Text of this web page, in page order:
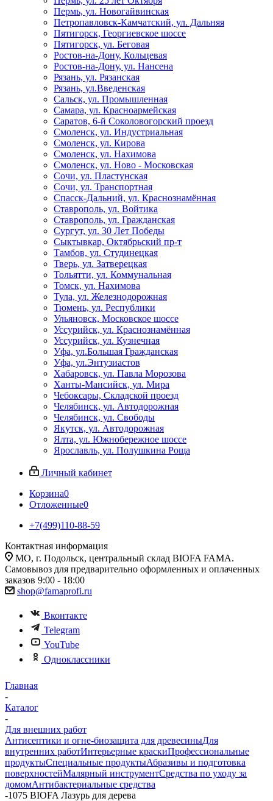
Пермь, ул. Новогайвинская
Петропавловск-Камчатский, ул. Дальняя
Пятигорск, Георгиевское шоссе
Пятигорск, ул. Беговая
Ростов-на-Дону, Кольцевая
Ростов-на-Дону, ул. Нансена
Рязань, ул. Рязанская
Рязань, ул.Введенская
Сальск, ул. Промышленная
Самара, ул. Красноармейская
Саратов, 6-й Соколовогорский проезд
Смоленск, ул. Индустриальная
Смоленск, ул. Кирова
Смоленск, ул. Нахимова
Смоленск, ул. Ново - Московская
Сочи, ул. Пластунская
Сочи, ул. Транспортная
Спасск-Дальний, ул. Краснознамённая
Ставрополь, ул. Войтика
Ставрополь, ул. Гражданская
Сургут, ул. 30 Лет Победы
Сыктывкар, Октябрьский пр-т
Тамбов, ул. Студинецкая
Тверь, ул. Затверецкая
Тольятти, ул. Коммунальная
Томск, ул. Нахимова
Тула, ул. Железнодорожная
Тюмень, ул. Республики
Ульяновск, Московское шоссе
Уссурийск, ул. Краснознамённая
Уссурийск, ул. Кузнечная
Уфа, ул.Большая Гражданская
Уфа, ул.Энтузиастов
Хабаровск, ул. Павла Морозова
Ханты-Мансийск, ул. Мира
Чебоксары, Складской проезд
Челябинск, ул. Автодорожная
Челябинск, ул. Свободы
Якутск, ул. Автодорожная
Ялта, ул. Южнобережное шоссе
Ярославль, ул. Полушкина Роща
Личный кабинет
Корзина0
Отложенные0
+7(499)110-88-59
Контактная информация
МО, г. Подольск, центральный склад BIOFA FAMA.
Самовывоз для предварительно оформленных и оплаченных
заказов 9:00 - 18:00
shop@famaprofi.ru
Вконтакте
Telegram
YouTube
Одноклассники
Главная
-
Каталог
-
Для внешних работ
Антисептики и огне-биозащита для древесиныДля
внутренних работИнтерьерные краскиПрофессиональные
продуктыСпециальные продуктыАбразивы и подготовка
поверхностейМалярный инструментСредства по уходу за
домомАнтибактериальные средства
-1075 BIOFA Лазурь для дерева